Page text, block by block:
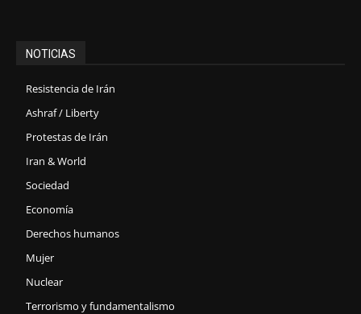
NOTICIAS
Resistencia de Irán
Ashraf / Liberty
Protestas de Irán
Iran & World
Sociedad
Economía
Derechos humanos
Mujer
Nuclear
Terrorismo y fundamentalismo